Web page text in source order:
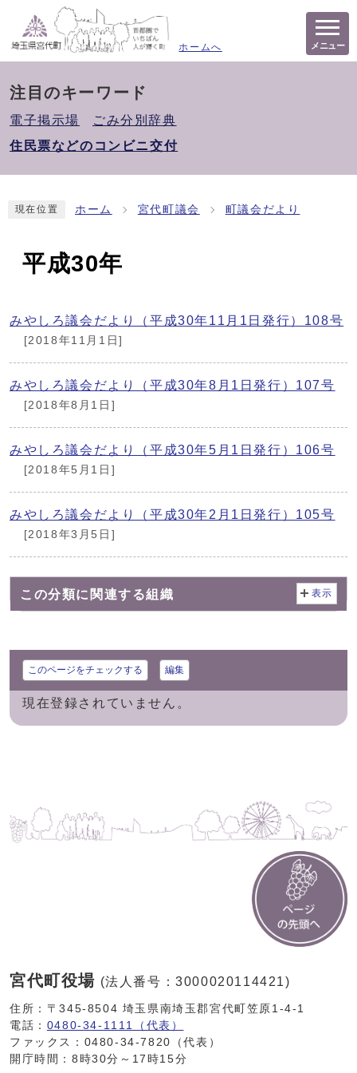
ホームへ メニュー
注目のキーワード
電子掲示場
ごみ分別辞典
住民票などのコンビニ交付
現在位置 ホーム 宮代町議会 町議会だより
平成30年
みやしろ議会だより（平成30年11月1日発行）108号
[2018年11月1日]
みやしろ議会だより（平成30年8月1日発行）107号
[2018年8月1日]
みやしろ議会だより（平成30年5月1日発行）106号
[2018年5月1日]
みやしろ議会だより（平成30年2月1日発行）105号
[2018年3月5日]
この分類に関連する組織 表示
このページをチェックする 編集
現在登録されていません。
宮代町役場 (法人番号：3000020114421)
住所：〒345-8504 埼玉県南埼玉郡宮代町笠原1-4-1
電話： 0480-34-1111（代表）
ファックス：0480-34-7820（代表）
開庁時間：8時30分～17時15分